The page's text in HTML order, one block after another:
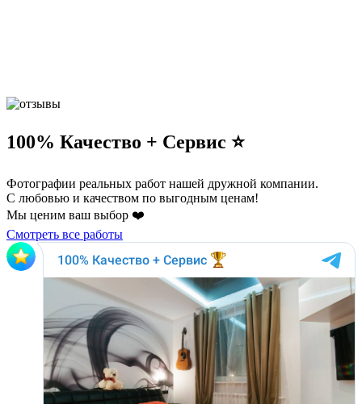
100% Качество + Сервис ⭐️
Фотографии реальных работ нашей дружной компании.
С любовью и качеством по выгодным ценам!
Мы ценим ваш выбор ❤️
Смотреть все работы